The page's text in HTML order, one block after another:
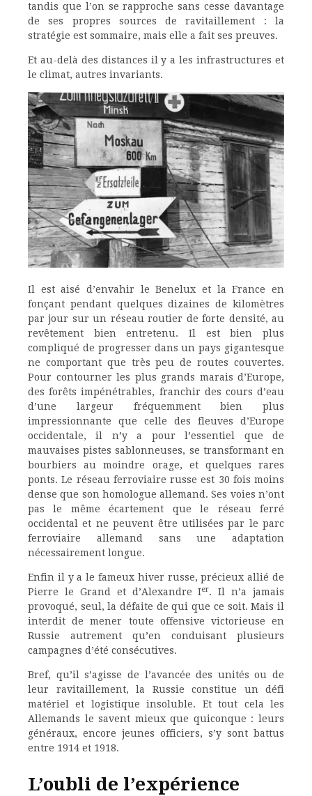
tandis que l’on se rapproche sans cesse davantage
de ses propres sources de ravitaillement : la
stratégie est sommaire, mais elle a fait ses preuves.
Et au-delà des distances il y a les infrastructures et
le climat, autres invariants.
Il est aisé d’envahir le Benelux et la France en
fonçant pendant quelques dizaines de kilomètres
par jour sur un réseau routier de forte densité, au
revêtement bien entretenu. Il est bien plus
compliqué de progresser dans un pays gigantesque
ne comportant que très peu de routes couvertes.
Pour contourner les plus grands marais d’Europe,
des forêts impénétrables, franchir des cours d’eau
d’une largeur fréquemment bien plus
impressionnante que celle des fleuves d’Europe
occidentale, il n’y a pour l’essentiel que de
mauvaises pistes sablonneuses, se transformant en
bourbiers au moindre orage, et quelques rares
ponts. Le réseau ferroviaire russe est 30 fois moins
dense que son homologue allemand. Ses voies n’ont
pas le même écartement que le réseau ferré
occidental et ne peuvent être utilisées par le parc
ferroviaire allemand sans une adaptation
nécessairement longue.
Enfin il y a le fameux hiver russe, précieux allié de
Pierre le Grand et d’Alexandre Ier. Il n’a jamais
provoqué, seul, la défaite de qui que ce soit. Mais il
interdit de mener toute offensive victorieuse en
Russie autrement qu’en conduisant plusieurs
campagnes d’été consécutives.
Bref, qu’il s’agisse de l’avancée des unités ou de
leur ravitaillement, la Russie constitue un défi
matériel et logistique insoluble. Et tout cela les
Allemands le savent mieux que quiconque : leurs
généraux, encore jeunes officiers, s’y sont battus
entre 1914 et 1918.
L’oubli de l’expérience